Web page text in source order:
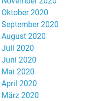
Oktober 2020
September 2020
August 2020
Juli 2020
Juni 2020
Mai 2020
April 2020
März 2020